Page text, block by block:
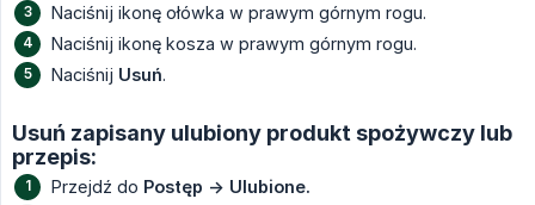
Naciśnij ikonę ołówka w prawym górnym rogu.
Naciśnij ikonę kosza w prawym górnym rogu.
Naciśnij Usuń.
Usuń zapisany ulubiony produkt spożywczy lub
przepis:
Przejdź do Postęp -> Ulubione.